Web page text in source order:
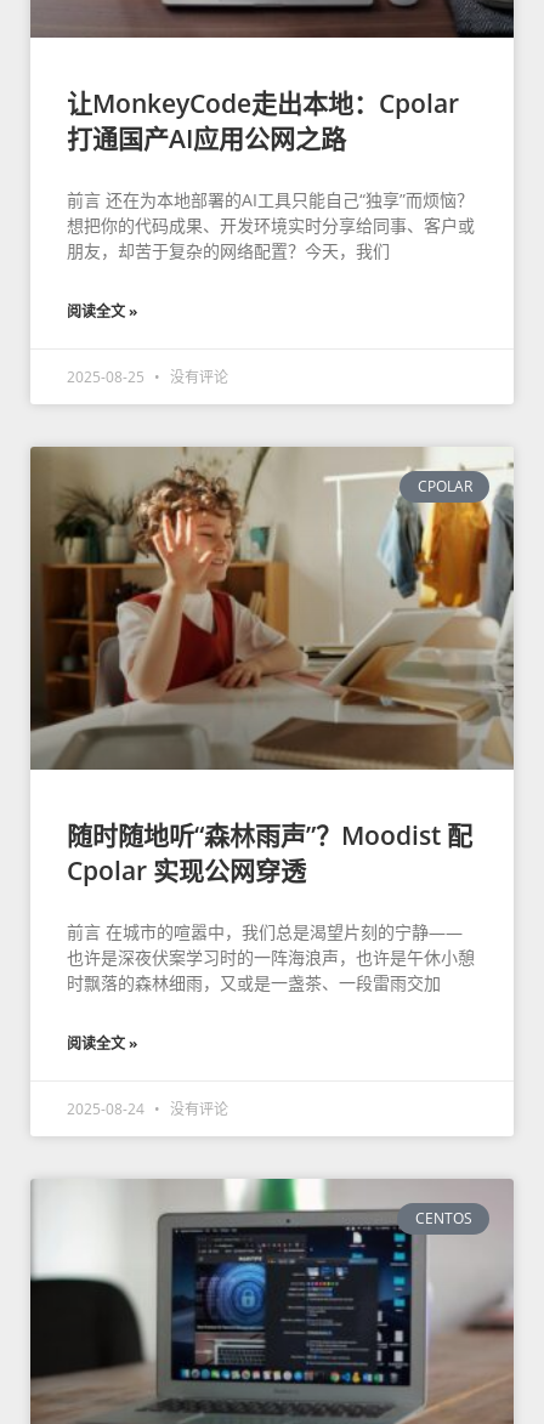
让MonkeyCode走出本地：Cpolar
打通国产AI应用公网之路
前言 还在为本地部署的AI工具只能自己“独享”而烦恼？
想把你的代码成果、开发环境实时分享给同事、客户或
朋友，却苦于复杂的网络配置？今天，我们
阅读全文 »
2025-08-25 没有评论
CPOLAR
随时随地听“森林雨声”？Moodist 配
Cpolar 实现公网穿透
前言 在城市的喧嚣中，我们总是渴望片刻的宁静——
也许是深夜伏案学习时的一阵海浪声，也许是午休小憩
时飘落的森林细雨，又或是一盏茶、一段雷雨交加
阅读全文 »
2025-08-24 没有评论
CENTOS